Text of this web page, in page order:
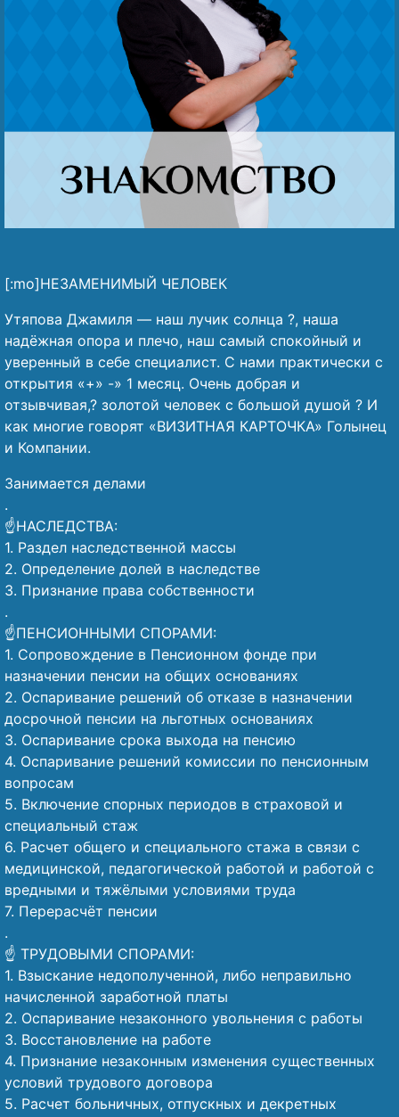
[:mo]НЕЗАМЕНИМЫЙ ЧЕЛОВЕК
Утяпова Джамиля — наш лучик солнца ?, наша
надёжная опора и плечо, наш самый спокойный и
уверенный в себе специалист. С нами практически с
открытия «+» -» 1 месяц. Очень добрая и
отзывчивая,? золотой человек с большой душой ? И
как многие говорят «ВИЗИТНАЯ КАРТОЧКА» Голынец
и Компании.
Занимается делами
.
☝️НАСЛЕДСТВА:
1. Раздел наследственной массы
2. Определение долей в наследстве
3. Признание права собственности
.
☝️ПЕНСИОННЫМИ СПОРАМИ:
1. Сопровождение в Пенсионном фонде при
назначении пенсии на общих основаниях
2. Оспаривание решений об отказе в назначении
досрочной пенсии на льготных основаниях
3. Оспаривание срока выхода на пенсию
4. Оспаривание решений комиссии по пенсионным
вопросам
5. Включение спорных периодов в страховой и
специальный стаж
6. Расчет общего и специального стажа в связи с
медицинской, педагогической работой и работой с
вредными и тяжёлыми условиями труда
7. Перерасчёт пенсии
.
☝️ ТРУДОВЫМИ СПОРАМИ:
1. Взыскание недополученной, либо неправильно
начисленной заработной платы
2. Оспаривание незаконного увольнения с работы
3. Восстановление на работе
4. Признание незаконным изменения существенных
условий трудового договора
5. Расчет больничных, отпускных и декретных